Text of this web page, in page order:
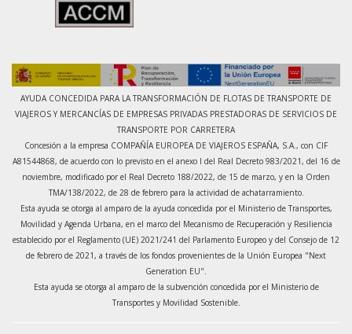
AYUDA CONCEDIDA PARA LA TRANSFORMACIÓN DE FLOTAS DE TRANSPORTE DE
VIAJEROS Y MERCANCÍAS DE EMPRESAS PRIVADAS PRESTADORAS DE SERVICIOS DE
TRANSPORTE POR CARRETERA
Concesión a la empresa COMPAÑÍA EUROPEA DE VIAJEROS ESPAÑA, S.A., con CIF
A81544868, de acuerdo con lo previsto en el anexo I del Real Decreto 983/2021, del 16 de
noviembre, modificado por el Real Decreto 188/2022, de 15 de marzo, y en la Orden
TMA/138/2022, de 28 de febrero para la actividad de achatarramiento.
Esta ayuda se otorga al amparo de la ayuda concedida por el Ministerio de Transportes,
Movilidad y Agenda Urbana, en el marco del Mecanismo de Recuperación y Resiliencia
establecido por el Reglamento (UE) 2021/241 del Parlamento Europeo y del Consejo de 12
de febrero de 2021, a través de los fondos provenientes de la Unión Europea "Next
Generation EU".
Esta ayuda se otorga al amparo de la subvención concedida por el Ministerio de
Transportes y Movilidad Sostenible.